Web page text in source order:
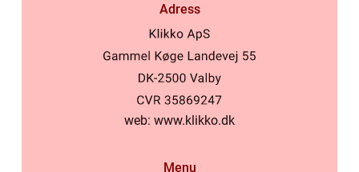
Adress
web: www.klikko.dk
Menu